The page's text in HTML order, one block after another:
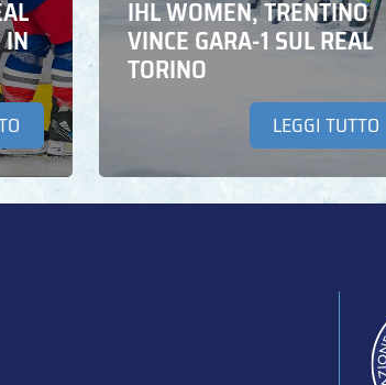
IN
IHL WOMEN, TRENTINO
VINCE GARA-1 SUL REAL
TORINO
LEGGI TUTTO